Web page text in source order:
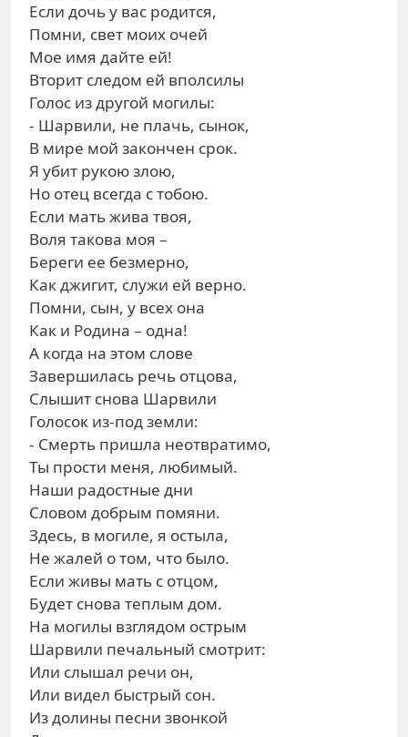
Если дочь у вас родится,
Помни, свет моих очей
Мое имя дайте ей!
Вторит следом ей вполсилы
Голос из другой могилы:
- Шарвили, не плачь, сынок,
В мире мой закончен срок.
Я убит рукою злою,
Но отец всегда с тобою.
Если мать жива твоя,
Воля такова моя –
Береги ее безмерно,
Как джигит, служи ей верно.
Помни, сын, у всех она
Как и Родина – одна!
А когда на этом слове
Завершилась речь отцова,
Слышит снова Шарвили
Голосок из-под земли:
- Смерть пришла неотвратимо,
Ты прости меня, любимый.
Наши радостные дни
Словом добрым помяни.
Здесь, в могиле, я остыла,
Не жалей о том, что было.
Если живы мать с отцом,
Будет снова теплым дом.
На могилы взглядом острым
Шарвили печальный смотрит:
Или слышал речи он,
Или видел быстрый сон.
Из долины песни звонкой